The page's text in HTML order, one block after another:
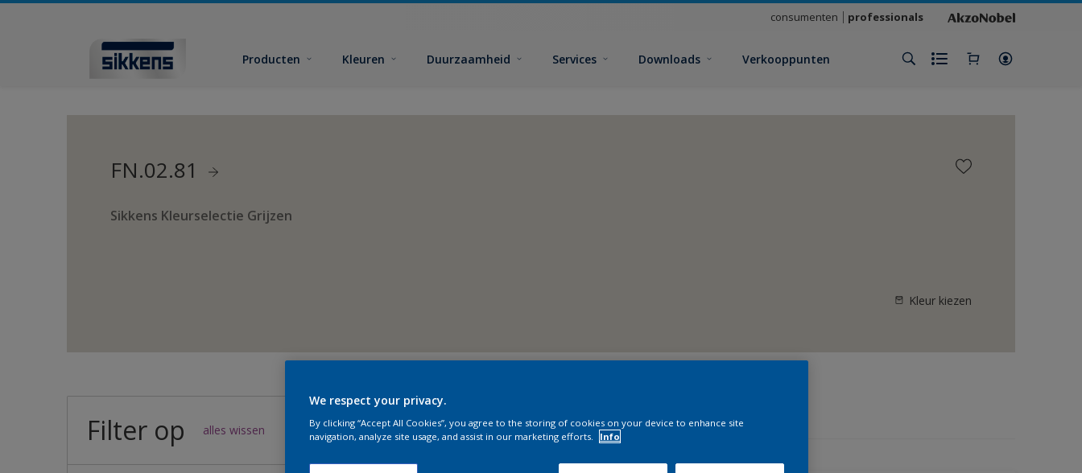
consumenten professionals
Producten Kleuren Duurzaamheid Services Downloads Verkooppunten
FN.02.81
Sikkens Kleurselectie Grijzen
Kleur kiezen
Filter op alles wissen 54resultaten voor jou
We respect your privacy.
By clicking “Accept All Cookies”, you agree to the storing of cookies on your device to enhance site
navigation, analyze site usage, and assist in our marketing efforts.
Info